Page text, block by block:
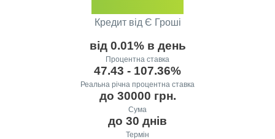
Кредит від Є Гроші
від 0.01% в день
Процентна ставка
47.43 - 107.36%
Реальна річна процентна ставка
до 30000 грн.
Сума
до 30 днів
Термін